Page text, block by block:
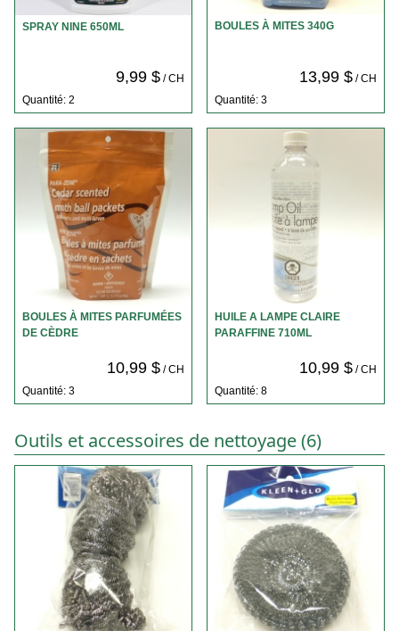
SPRAY NINE 650ML
9,99 $/ CH
Quantité: 2
BOULES À MITES 340G
13,99 $/ CH
Quantité: 3
BOULES À MITES PARFUMÉES
DE CÈDRE
10,99 $/ CH
Quantité: 3
HUILE A LAMPE CLAIRE
PARAFFINE 710ML
10,99 $/ CH
Quantité: 8
Outils et accessoires de nettoyage (6)